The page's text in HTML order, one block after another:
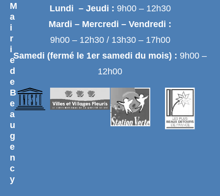
M
a
i
r
i
e
d
e
B
e
a
u
g
e
n
c
y
Lundi – Jeudi : 9h00 – 12h30
Mardi – Mercredi – Vendredi :
9h00 – 12h30 / 13h30 – 17h00
Samedi (fermé le 1er samedi du mois) : 9h00 –
12h00